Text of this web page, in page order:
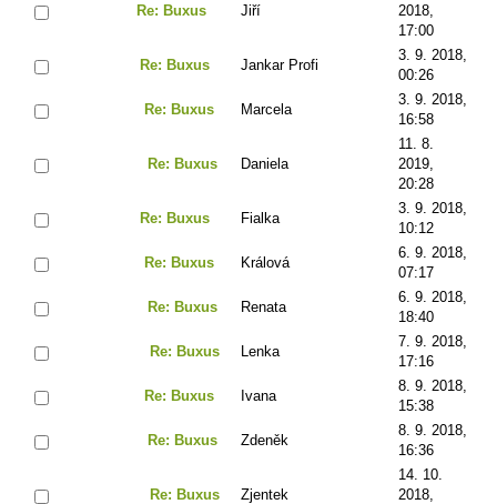
Re: Buxus Jiří
2018,
17:00
Re: Buxus Jankar Profi
3. 9. 2018,
00:26
Re: Buxus Marcela
3. 9. 2018,
16:58
Re: Buxus Daniela
11. 8.
2019,
20:28
Re: Buxus Fialka
3. 9. 2018,
10:12
Re: Buxus Králová
6. 9. 2018,
07:17
Re: Buxus Renata
6. 9. 2018,
18:40
Re: Buxus Lenka
7. 9. 2018,
17:16
Re: Buxus Ivana
8. 9. 2018,
15:38
Re: Buxus Zdeněk
8. 9. 2018,
16:36
Re: Buxus Zjentek
14. 10.
2018,